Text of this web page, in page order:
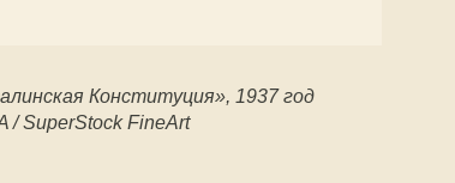
Конституция», 1937 год
/ SuperStock FineArt